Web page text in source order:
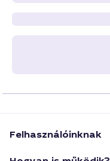
Felhasználóinknak